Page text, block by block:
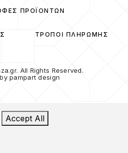
ΠΡΟΪΌΝΤΩΝ
ΤΡΌΠΟΙ ΠΛΗΡΩΜΉΣ
All Rights Reserved.
bypampart design
Accept All